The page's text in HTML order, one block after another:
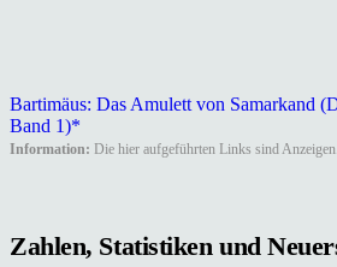
Bartimäus: Das Amulett von Samarkand
Band 1)*
Information: Die hier aufgeführten Links sind Anzeigen.
Zahlen, Statistiken und